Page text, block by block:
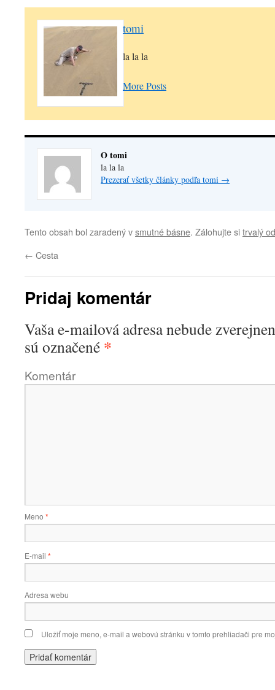
tomi
la la la
More Posts
O tomi
la la la
Prezerať všetky články podľa tomi →
Tento obsah bol zaradený vsmutné básne. Zálohujte sitrvalý
← Cesta
Pridaj komentár
Vaša e-mailová adresa nebude
sú označené *
Komentár
Meno *
E-mail *
Adresa webu
Uložiť moje meno, e-mail a webovú stránku v tomto prehliadači pre